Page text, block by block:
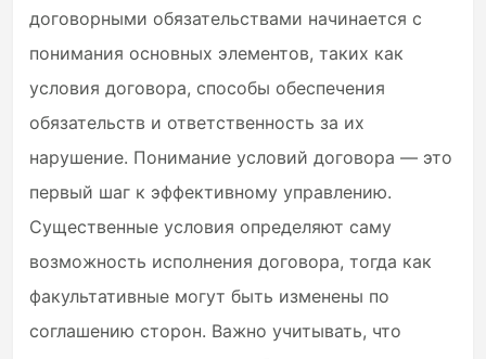
договорными обязательствами начинается с
понимания основных элементов, таких как
условия договора, способы обеспечения
обязательств и ответственность за их
нарушение. Понимание условий договора — это
первый шаг к эффективному управлению.
Существенные условия определяют саму
возможность исполнения договора, тогда как
факультативные могут быть изменены по
соглашению сторон. Важно учитывать, что